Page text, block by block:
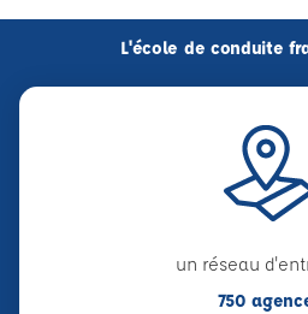
L'école de conduite
un réseau
750